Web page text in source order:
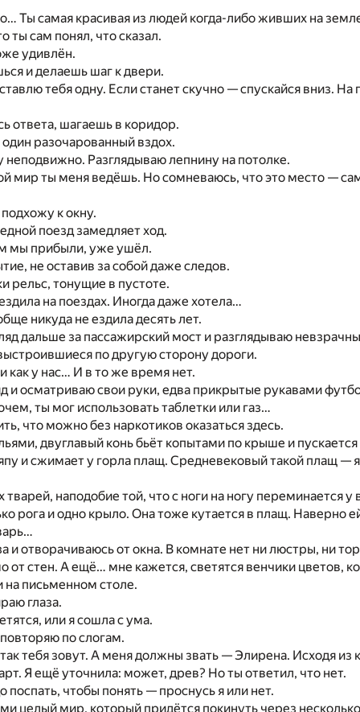
Ты самая красивая из людей когда-либо живших на
ты сам понял, что сказал.
удивлён.
и делаешь шаг к двери.
тебя одну. Если станет скучно — спускайся вниз.
ответа, шагаешь в коридор.
разочарованный вздох.
Разглядываю лепнину на потолке.
мир ты меня ведёшь. Но сомневаюсь, что это место —
к окну.
поезд замедляет ход.
мы прибыли, уже ушёл.
не оставив за собой даже следов.
рельс, тонущие в пустоте.
на поездах. Иногда даже хотела…
никуда не ездила десять лет.
дальше за пассажирский мост и разглядываю
по другую сторону дороги.
как у нас… И в то же время нет.
и осматриваю свои руки, едва прикрытые рукавами
ты мог использовать таблетки или газ…
что можно без наркотиков оказаться здесь.
двуглавый конь бьёт копытами по крыше и пускается
и сжимает у горла плащ. Средневековый такой плащ — я
тварей, наподобие той, что с ноги на ногу переминается у
рога и одно крыло. Она тоже кутается в плащ. Наверно
и отворачиваюсь от окна. В комнате нет ни люстры, ни
от стен. А ещё… мне кажется, светятся венчики цветов,
на письменном столе.
глаза.
или я сошла с ума.
по слогам.
тебя зовут. А меня должны звать — Элирена. Исходя из
Я ещё уточнила: может, древ? Но ты ответил, что нет.
поспать, чтобы понять — проснусь я или нет.
целый мир, который придётся покинуть через